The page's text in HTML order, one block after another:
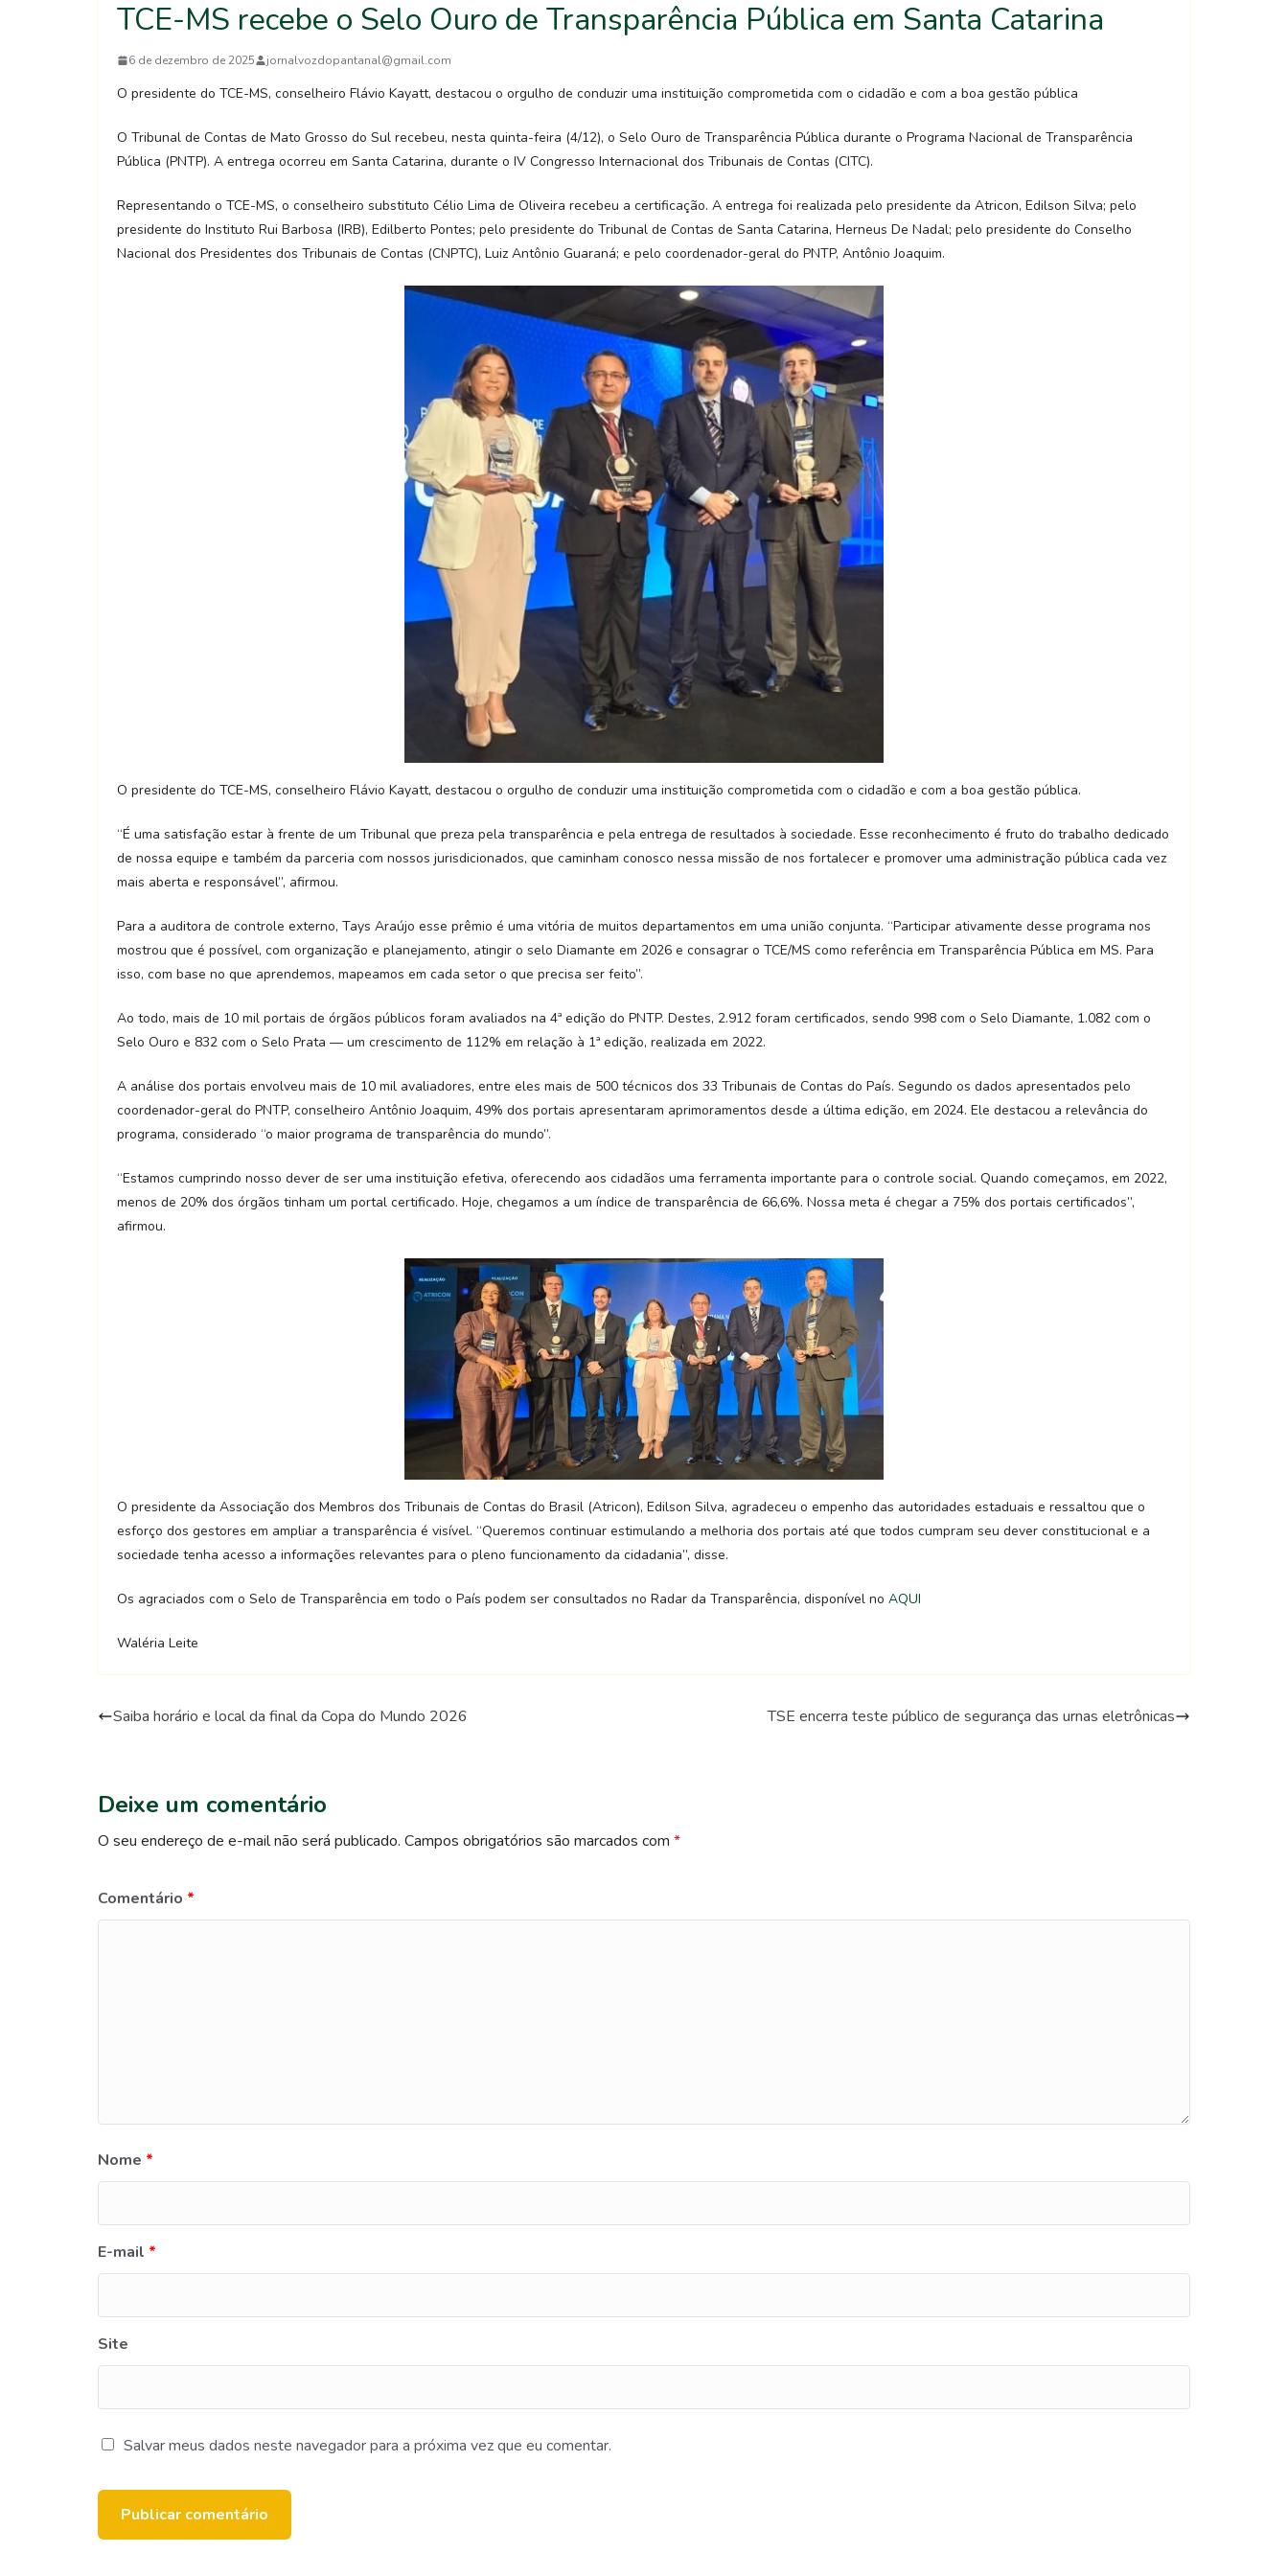
TCE-MS recebe o Selo Ouro de Transparência Pública em Santa Catarina
6 de dezembro de 2025 jornalvozdopantanal@gmail.com
O presidente do TCE-MS, conselheiro Flávio Kayatt, destacou o orgulho de conduzir uma instituição comprometida com o cidadão e com a boa gestão pública
O Tribunal de Contas de Mato Grosso do Sul recebeu, nesta quinta-feira (4/12), o Selo Ouro de Transparência Pública durante o Programa Nacional de Transparência
Pública (PNTP). A entrega ocorreu em Santa Catarina, durante o IV Congresso Internacional dos Tribunais de Contas (CITC).
Representando o TCE-MS, o conselheiro substituto Célio Lima de Oliveira recebeu a certificação. A entrega foi realizada pelo presidente da Atricon, Edilson Silva; pelo
presidente do Instituto Rui Barbosa (IRB), Edilberto Pontes; pelo presidente do Tribunal de Contas de Santa Catarina, Herneus De Nadal; pelo presidente do Conselho
Nacional dos Presidentes dos Tribunais de Contas (CNPTC), Luiz Antônio Guaraná; e pelo coordenador-geral do PNTP, Antônio Joaquim.
O presidente do TCE-MS, conselheiro Flávio Kayatt, destacou o orgulho de conduzir uma instituição comprometida com o cidadão e com a boa gestão pública.
“É uma satisfação estar à frente de um Tribunal que preza pela transparência e pela entrega de resultados à sociedade. Esse reconhecimento é fruto do trabalho dedicado
de nossa equipe e também da parceria com nossos jurisdicionados, que caminham conosco nessa missão de nos fortalecer e promover uma administração pública cada vez
mais aberta e responsável”, afirmou.
Para a auditora de controle externo, Tays Araújo esse prêmio é uma vitória de muitos departamentos em uma união conjunta. “Participar ativamente desse programa nos
mostrou que é possível, com organização e planejamento, atingir o selo Diamante em 2026 e consagrar o TCE/MS como referência em Transparência Pública em MS. Para
isso, com base no que aprendemos, mapeamos em cada setor o que precisa ser feito”.
Ao todo, mais de 10 mil portais de órgãos públicos foram avaliados na 4ª edição do PNTP. Destes, 2.912 foram certificados, sendo 998 com o Selo Diamante, 1.082 com o
Selo Ouro e 832 com o Selo Prata — um crescimento de 112% em relação à 1ª edição, realizada em 2022.
A análise dos portais envolveu mais de 10 mil avaliadores, entre eles mais de 500 técnicos dos 33 Tribunais de Contas do País. Segundo os dados apresentados pelo
coordenador-geral do PNTP, conselheiro Antônio Joaquim, 49% dos portais apresentaram aprimoramentos desde a última edição, em 2024. Ele destacou a relevância do
programa, considerado “o maior programa de transparência do mundo”.
“Estamos cumprindo nosso dever de ser uma instituição efetiva, oferecendo aos cidadãos uma ferramenta importante para o controle social. Quando começamos, em 2022,
menos de 20% dos órgãos tinham um portal certificado. Hoje, chegamos a um índice de transparência de 66,6%. Nossa meta é chegar a 75% dos portais certificados”,
afirmou.
O presidente da Associação dos Membros dos Tribunais de Contas do Brasil (Atricon), Edilson Silva, agradeceu o empenho das autoridades estaduais e ressaltou que o
esforço dos gestores em ampliar a transparência é visível. “Queremos continuar estimulando a melhoria dos portais até que todos cumpram seu dever constitucional e a
sociedade tenha acesso a informações relevantes para o pleno funcionamento da cidadania”, disse.
Os agraciados com o Selo de Transparência em todo o País podem ser consultados no Radar da Transparência, disponível no AQUI
Waléria Leite
Saiba horário e local da final da Copa do Mundo 2026 TSE encerra teste público de segurança das urnas eletrônicas
Deixe um comentário
O seu endereço de e-mail não será publicado. Campos obrigatórios são marcados com *
Comentário *
Nome *
E-mail *
Site
Salvar meus dados neste navegador para a próxima vez que eu comentar.